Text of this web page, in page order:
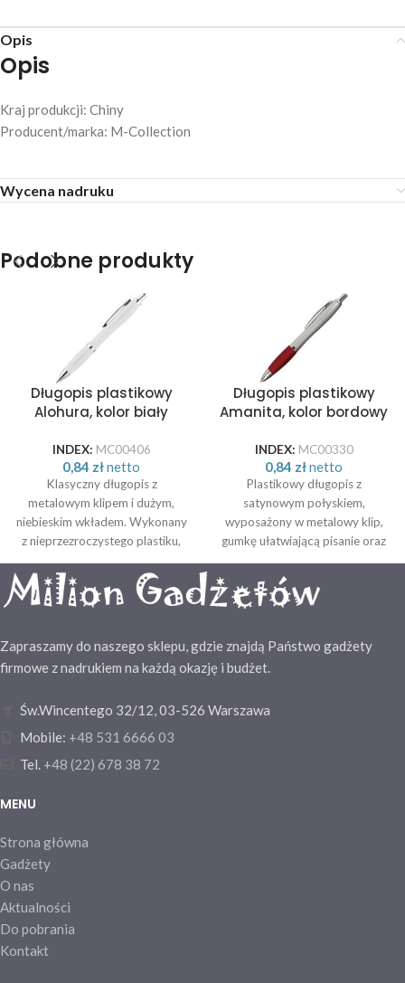
Opis
Opis
Kraj produkcji: Chiny
Producent/marka: M-Collection
Wycena nadruku
Podobne produkty
Długopis plastikowy
Alohura, kolor biały
INDEX: MC00406
0,84 złnetto
Klasyczny długopis z
metalowym klipem i dużym,
niebieskim wkładem. Wykonany
z nieprzezroczystego plastiku,
kolorach. Rozmiar: 14,5 x ø 1,3
Długopis plastikowy
Amanita, kolor bordowy
INDEX: MC00330
0,84 złnetto
Plastikowy długopis z
satynowym połyskiem,
wyposażony w metalowy klip,
gumkę ułatwiającą pisanie oraz
reklamowy umieścimy na
korpusie, z prawej strony klipu.
Zapraszamy do naszego sklepu, gdzie znajdą Państwo gadżety
firmowe z nadrukiem na każdą okazję i budżet.
Św.Wincentego 32/12, 03-526 Warszawa
Mobile: +48 531 6666 03
Tel. +48 (22) 678 38 72
MENU
Strona główna
Gadżety
O nas
Aktualności
Do pobrania
Kontakt